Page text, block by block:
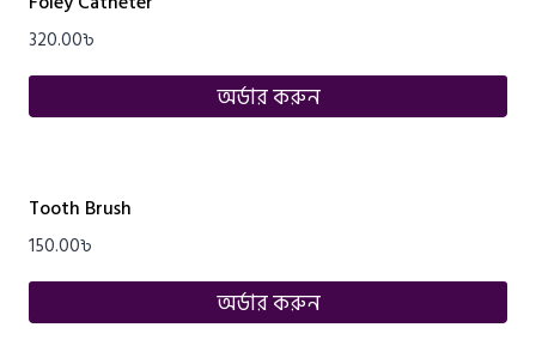
320.00৳
অর্ডার করুন
Tooth Brush
150.00৳
অর্ডার করুন